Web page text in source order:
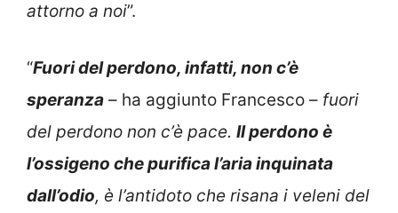
attorno a noi”.
“Fuori del perdono, infatti, non c’è
speranza – ha aggiunto Francesco – fuori
del perdono non c’è pace. Il perdono è
l’ossigeno che purifica l’aria inquinata
dall’odio, è l’antidoto che risana i veleni del